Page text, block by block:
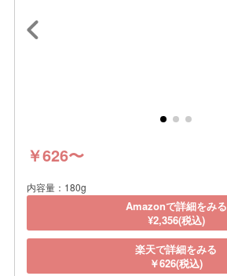
￥626〜
内容量：180g
Amazonで詳細をみる
¥2,356(税込)
楽天で詳細をみる
￥626(税込)